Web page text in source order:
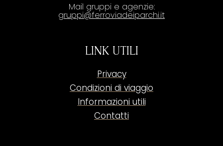
Mail gruppi e agenzie:
gruppi@ferroviadeiparchi.it
LINK UTILI
Privacy
Condizioni di viaggio
Informazioni utili
Contatti